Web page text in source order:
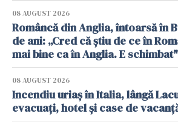
08 AUGUST 2026
Româncă din Anglia, întoarsă în
de ani: „Cred că știu de ce în
mai bine ca în Anglia. E schimbat"
08 AUGUST 2026
Incendiu uriaș în Italia, lângă
evacuați, hotel și case de